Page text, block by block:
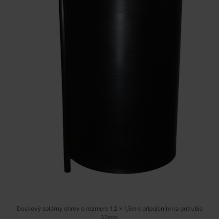
Doskový solárny ohrev o rozmere 1,2 x 1,5m s pripojením na potrubie
32mm.